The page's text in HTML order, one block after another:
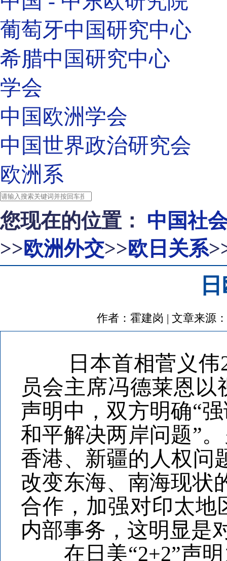
葡萄牙中国研究中心
希腊中国研究中心
学会
中国欧洲学会
中国世界政治研究会
欧洲系
您现在的位置： 中国社
>>欧洲外交>>欧日关系
作者：霍建岗 | 文章来源
日本首相菅义伟
员会主席冯德莱恩
声明中，双方明确“
和平解决两岸问题”
香港、新疆的人权问
改变东海、南海现状
合作，加强对印太地
内部事务，这明显是
在日美“2+2”声明